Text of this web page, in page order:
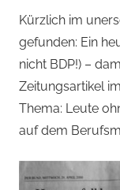
von
Andi
Jacomet
Kürzlich im
gefunden: Ein
nicht BDP!) –
Zeitungsartikel
Thema: Leute
auf dem